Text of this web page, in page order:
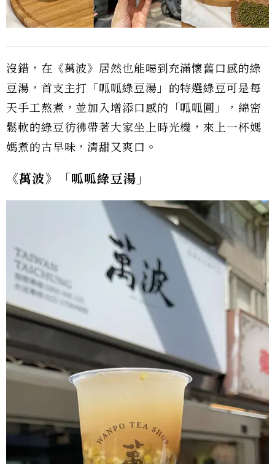
沒錯，在《萬波》居然也能喝到充滿懷舊口感的綠
豆湯，首支主打「呱呱綠豆湯」的特選綠豆可是每
天手工熬煮，並加入增添口感的「呱呱圓」，綿密
鬆軟的綠豆彷彿帶著大家坐上時光機，來上一杯媽
媽煮的古早味，清甜又爽口。
《萬波》「呱呱綠豆湯」